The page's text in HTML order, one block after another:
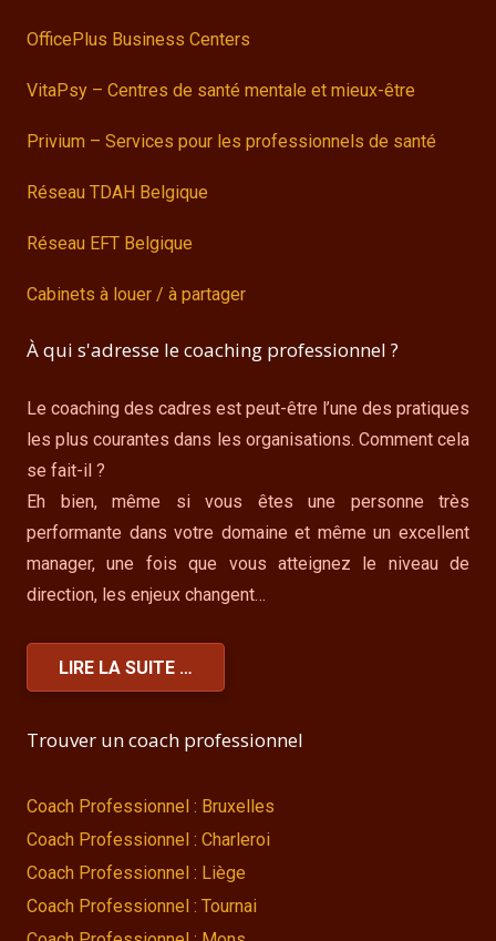
OfficePlus Business Centers
VitaPsy – Centres de santé mentale et mieux-être
Privium – Services pour les professionnels de santé
Réseau TDAH Belgique
Réseau EFT Belgique
Cabinets à louer / à partager
À qui s'adresse le coaching professionnel ?
Le coaching des cadres est peut-être l’une des pratiques
les plus courantes dans les organisations. Comment cela
se fait-il ?
Eh bien, même si vous êtes une personne très
performante dans votre domaine et même un excellent
manager, une fois que vous atteignez le niveau de
direction, les enjeux changent…
LIRE LA SUITE …
Trouver un coach professionnel
Coach Professionnel : Bruxelles
Coach Professionnel : Charleroi
Coach Professionnel : Liège
Coach Professionnel : Tournai